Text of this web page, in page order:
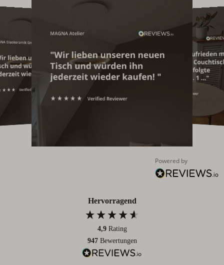
Powered by
Hervorragend
4,9 Rating
947 Bewertungen